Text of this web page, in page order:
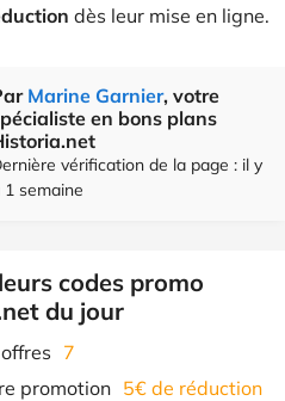
dès leur mise en ligne.
Marine Garnier, votre
en bons plans
vérification de la page : il y
1 semaine
codes promo
du jour
7
promotion 5€ de réduction